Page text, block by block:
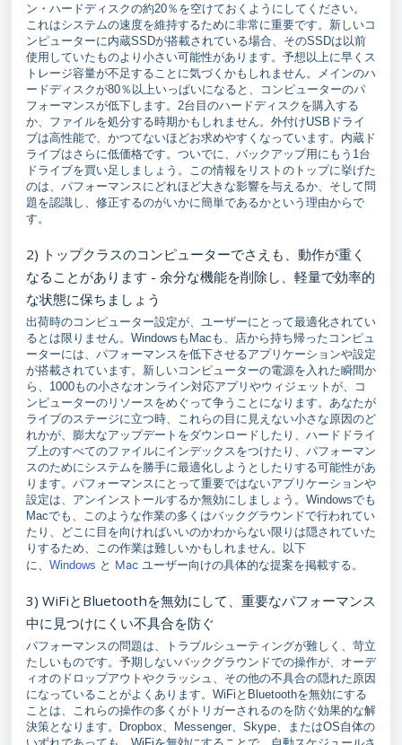
ン・ハードディスクの約20％を空けておくようにしてください。
これはシステムの速度を維持するために非常に重要です。新しいコ
ンピューターに内蔵SSDが搭載されている場合、そのSSDは以前
使用していたものより小さい可能性があります。予想以上に早くス
トレージ容量が不足することに気づくかもしれません。メインのハ
ードディスクが80％以上いっぱいになると、コンピューターのパ
フォーマンスが低下します。2台目のハードディスクを購入する
か、ファイルを処分する時期かもしれません。外付けUSBドライ
ブは高性能で、かつてないほどお求めやすくなっています。内蔵ド
ライブはさらに低価格です。ついでに、バックアップ用にもう1台
ドライブを買い足しましょう。この情報をリストのトップに挙げた
のは、パフォーマンスにどれほど大きな影響を与えるか、そして問
題を認識し、修正するのがいかに簡単であるかという理由からで
す。
2) トップクラスのコンピューターでさえも、動作が重く
なることがあります - 余分な機能を削除し、軽量で効率的
な状態に保ちましょう
出荷時のコンピューター設定が、ユーザーにとって最適化されてい
るとは限りません。WindowsもMacも、店から持ち帰ったコンピュ
ーターには、パフォーマンスを低下させるアプリケーションや設定
が搭載されています。新しいコンピューターの電源を入れた瞬間か
ら、1000もの小さなオンライン対応アプリやウィジェットが、コ
ンピューターのリソースをめぐって争うことになります。あなたが
ライブのステージに立つ時、これらの目に見えない小さな原因のど
れかが、膨大なアップデートをダウンロードしたり、ハードドライ
ブ上のすべてのファイルにインデックスをつけたり、パフォーマン
スのためにシステムを勝手に最適化しようとしたりする可能性があ
ります。パフォーマンスにとって重要ではないアプリケーションや
設定は、アンインストールするか無効にしましょう。Windowsでも
Macでも、このような作業の多くはバックグラウンドで行われてい
たり、どこに目を向ければいいのかわからない限りは隠されていた
りするため、この作業は難しいかもしれません。以下
に、 Windows と Mac ユーザー向けの具体的な提案を掲載する。
3) WiFiとBluetoothを無効にして、重要なパフォーマンス
中に見つけにくい不具合を防ぐ
パフォーマンスの問題は、トラブルシューティングが難しく、苛立
たしいものです。予期しないバックグラウンドでの操作が、オーデ
ィオのドロップアウトやクラッシュ、その他の不具合の隠れた原因
になっていることがよくあります。WiFiとBluetoothを無効にする
ことは、これらの操作の多くがトリガーされるのを防ぐ効果的な解
決策となります。Dropbox、Messenger、Skype、またはOS自体の